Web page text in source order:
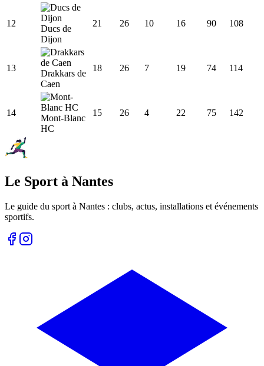
12
Ducs de
Dijon
21 26 10 16 90 108
13
Drakkars de
Caen
18 26 7 19 74 114
14
Mont-Blanc
HC
15 26 4 22 75 142
Le Sport à Nantes
Le guide du sport à Nantes : clubs, actus, installations et événements
sportifs.